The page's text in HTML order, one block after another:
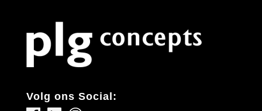
Volg ons Social: